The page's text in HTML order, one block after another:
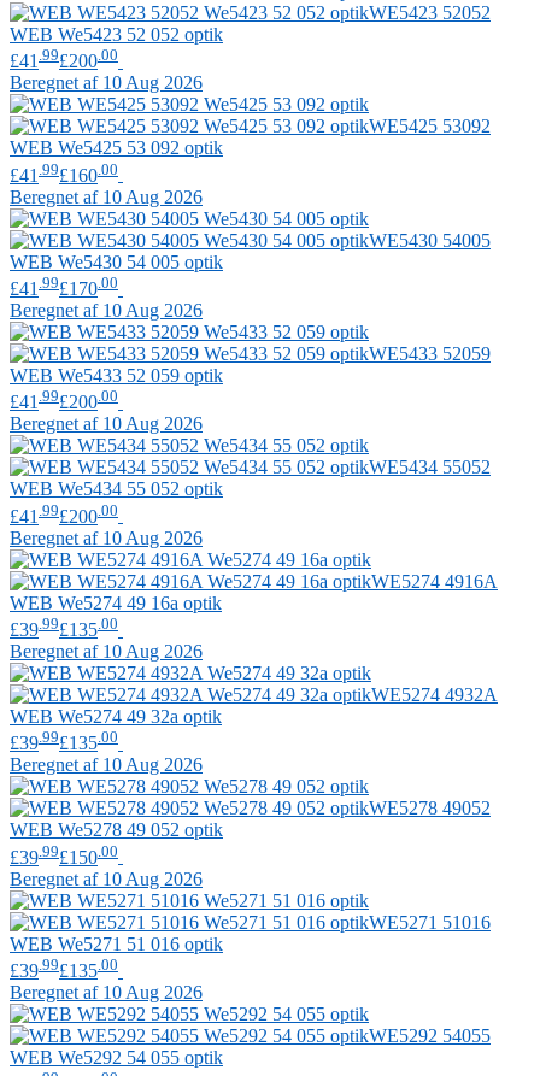
WE5423 52052
WEB We5423 52 052 optik
£41 .99£200.00
Beregnet af 10 Aug 2026
WE5425 53092
WEB We5425 53 092 optik
£41 .99£160 .00
Beregnet af 10 Aug 2026
WE5430 54005
WEB We5430 54 005 optik
£41 .99£170 .00
Beregnet af 10 Aug 2026
WE5433 52059
WEB We5433 52 059 optik
£41 .99£200.00
Beregnet af 10 Aug 2026
WE5434 55052
WEB We5434 55 052 optik
£41 .99£200 .00
Beregnet af 10 Aug 2026
WE5274 4916A
WEB We5274 49 16a optik
£39 .99£135 .00
Beregnet af 10 Aug 2026
WE5274 4932A
WEB We5274 49 32a optik
£39 .99£135 .00
Beregnet af 10 Aug 2026
WE5278 49052
WEB We5278 49 052 optik
£39 .99£150 .00
Beregnet af 10 Aug 2026
WE5271 51016
WEB We5271 51 016 optik
£39 .99£135 .00
Beregnet af 10 Aug 2026
WE5292 54055
WEB We5292 54 055 optik